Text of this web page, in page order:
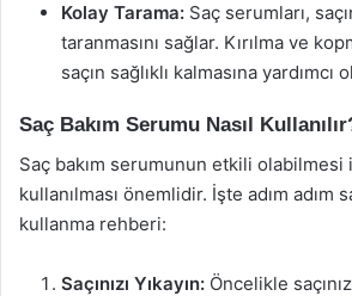
Kolay Tarama: Saç serumları,
taranmasını sağlar. Kırılma ve
saçın sağlıklı kalmasına yardımcı
Saç Bakım Serumu Nasıl
Saç bakım serumunun etkili
kullanılması önemlidir. İşte adım adım
kullanma rehberi:
Saçınızı Yıkayın: Öncelikle